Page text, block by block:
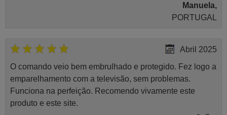
Manuela,
PORTUGAL
Abril 2025
O comando veio bem embrulhado e protegido. Fez logo a
emparelhamento com a televisão, sem problemas.
Funciona na perfeição. Recomendo vivamente este
produto e este site.